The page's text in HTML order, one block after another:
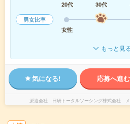
20代
30代
男女比率
女性
もっと見
気になる! 応募へ進む
派遣会社 日研トータルソーシング株式会社